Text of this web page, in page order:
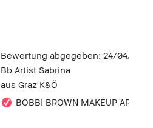
Bewertung abgegeben: 24/04/2020
Bb Artist Sabrina
aus Graz K&Ö
BOBBI BROWN MAKEUP ARTIST